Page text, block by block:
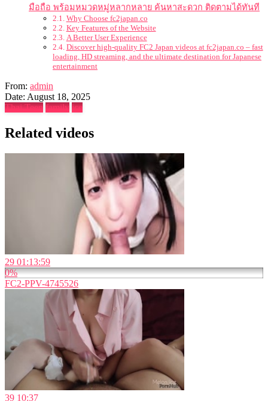
มือถือ พร้อมหมวดหมู่หลากหลาย ค้นหาสะดวก ติดตามได้ทันที
Why Choose fc2japan.co
Key Features of the Website
A Better User Experience
Discover high-quality FC2 Japan videos at fc2japan.co – fast
loading, HD streaming, and the ultimate destination for Japanese
entertainment
From: admin
Date: August 18, 2025
Thai Teen family ice
Related videos
29 01:13:59
0%
FC2-PPV-4745526
39 10:37